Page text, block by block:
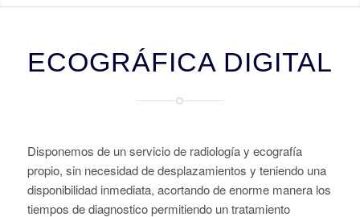
ECOGRÁFICA DIGITAL
Disponemos de un servicio de radiología y ecografía
propio, sin necesidad de desplazamientos y teniendo una
disponibilidad inmediata, acortando de enorme manera los
tiempos de diagnostico permitiendo un tratamiento